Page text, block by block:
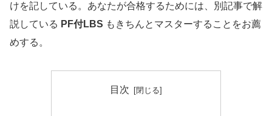
けを記している。あなたが合格するためには、別記事で解
説している PF付LBS もきちんとマスターすることをお薦
めする。
目次